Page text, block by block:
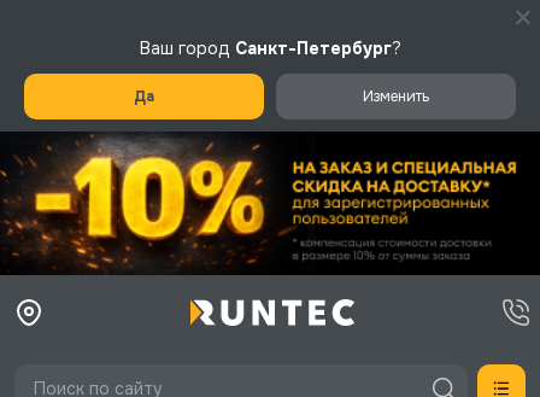
Ваш город Санкт-Петербург?
Да Изменить